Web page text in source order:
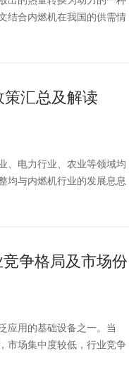
结合内燃机在我国的供需情
汇总及解读
、电力行业、农业等领域均
均与内燃机行业的发展息息
争格局及市场份
应用的基础设备之一。当
市场集中度较低，行业竞争